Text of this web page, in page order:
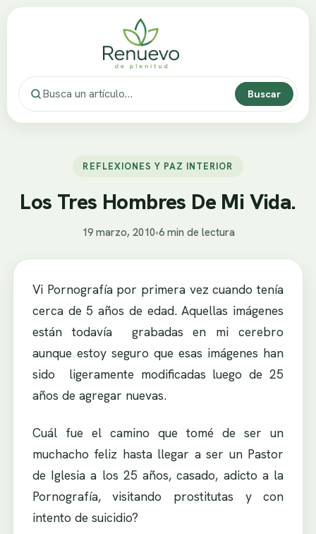
Buscar
REFLEXIONES Y PAZ INTERIOR
Los Tres Hombres De Mi Vida.
19 marzo, 2010•6 min de lectura
Vi Pornografía por primera vez cuando tenía
cerca de 5 años de edad. Aquellas imágenes
están todavía grabadas en mi cerebro
aunque estoy seguro que esas imágenes han
sido ligeramente modificadas luego de 25
años de agregar nuevas.
Cuál fue el camino que tomé de ser un
muchacho feliz hasta llegar a ser un Pastor
de Iglesia a los 25 años, casado, adicto a la
Pornografía, visitando prostitutas y con
intento de suicidio?